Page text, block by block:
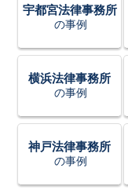
宇都宮法律事務所
の事例
横浜法律事務所
の事例
神戸法律事務所
の事例